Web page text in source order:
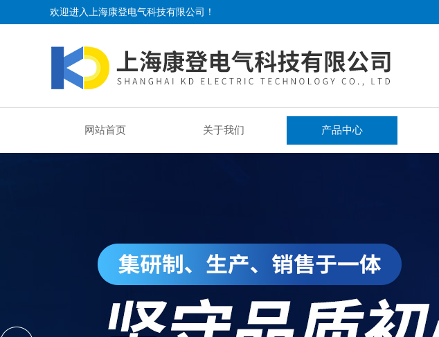
欢迎进入上海康登电气科技有限公司！
网站首页 关于我们 产品中心